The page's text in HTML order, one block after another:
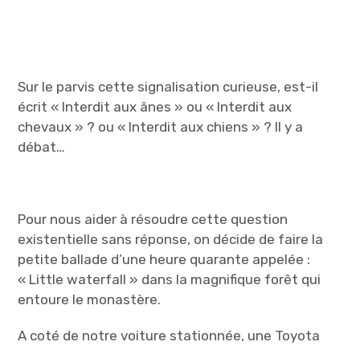
Sur le parvis cette signalisation curieuse, est-il
écrit « Interdit aux ânes » ou « Interdit aux
chevaux » ? ou « Interdit aux chiens » ? Il y a
débat…
Pour nous aider à résoudre cette question
existentielle sans réponse, on décide de faire la
petite ballade d’une heure quarante appelée :
« Little waterfall » dans la magnifique forêt qui
entoure le monastère.
A coté de notre voiture stationnée, une Toyota